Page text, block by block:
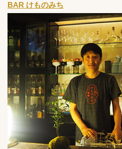
BAR けものみち